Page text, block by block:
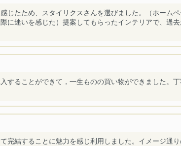
じたため、スタイリクスさんを選びました。（ホーム
に迷いを感じた）提案してもらったインテリアで、過
することができて，一生ものの買い物ができました。
完結することに魅力を感じ利用しました。イメージ通